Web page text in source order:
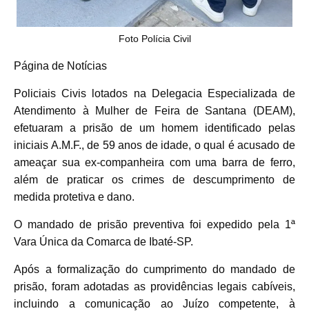
Foto Polícia Civil
Página de Notícias
Policiais Civis lotados na Delegacia Especializada de
Atendimento à Mulher de Feira de Santana (DEAM),
efetuaram a prisão de um homem identificado pelas
iniciais A.M.F., de 59 anos de idade, o qual é acusado de
ameaçar sua ex-companheira com uma barra de ferro,
além de praticar os crimes de descumprimento de
medida protetiva e dano.
O mandado de prisão preventiva foi expedido pela 1ª
Vara Única da Comarca de Ibaté-SP.
Após a formalização do cumprimento do mandado de
prisão, foram adotadas as providências legais cabíveis,
incluindo a comunicação ao Juízo competente, à